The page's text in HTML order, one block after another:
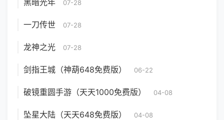
黑暗光年 07-28
一刀传世 07-28
龙神之光 07-28
剑指王城（神葫648免费版） 06-22
破镜重圆手游（天天1000免费版） 04-08
坠星大陆（天天648免费版） 04-08